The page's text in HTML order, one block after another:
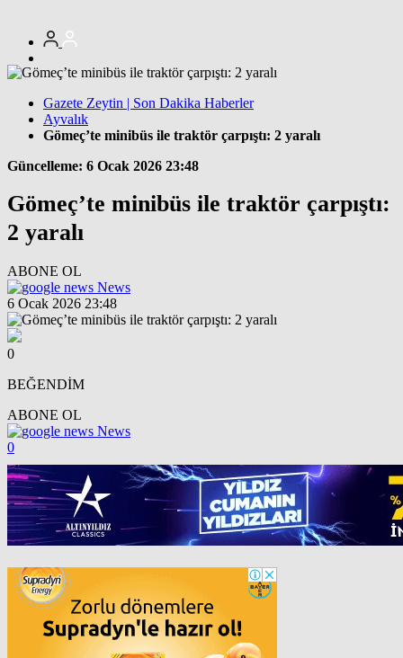
Gazete Zeytin | Son Dakika Haberler
Ayvalık
Gömeç’te minibüs ile traktör çarpıştı: 2 yaralı
Güncelleme: 6 Ocak 2026 23:48
Gömeç’te minibüs ile traktör çarpıştı:
2 yaralı
ABONE OL
News
6 Ocak 2026 23:48
0
BEĞENDİM
ABONE OL
News
0